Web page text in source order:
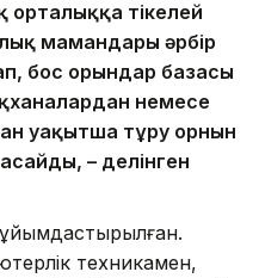
тікелей
мамандары әрбір
бос орындар базасы
немесе
уақытша тұру орнын
– делінген
техникамен,